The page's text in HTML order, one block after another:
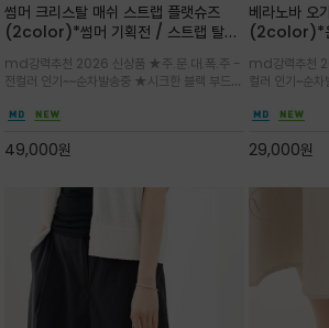
썸머 크리스탈 매쉬 스트랩 플랫슈즈
(2color)*썸머 기획전 / 스트랩 탈착
세한 메쉬 짜임 위로 은은하게 반짝이는
크리스탈 디테일을 더한 플랫슈즈
md강력추천 2026 신상품 ★주.문.대.폭.주 -
전컬러 인기~~순차발송중 ★시크한 블랙 부드러
하게 좋으며 가볍고 시원해 데일리 만능 아이템 /
49,000원
베라노바 오
(2color)*은
코백
md강력추천
컬러 인기~순
고급스럽게 내
해져 완성
29,000원